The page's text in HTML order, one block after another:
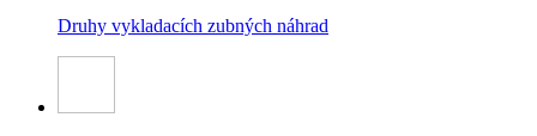
Druhy vykladacích zubných náhrad